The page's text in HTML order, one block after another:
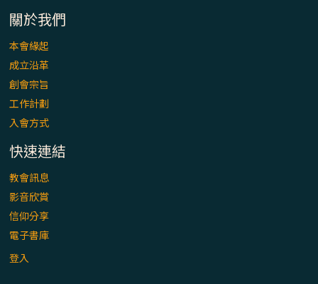
關於我們
本會緣起
成立沿革
創會宗旨
工作計劃
入會方式
快速連結
教會訊息
影音欣賞
信仰分享
電子書庫
登入